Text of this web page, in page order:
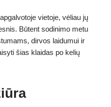
vietoje, vėliau jų
Būtent sodinimo metu
dirvos laidumui ir
šias klaidas po kelių